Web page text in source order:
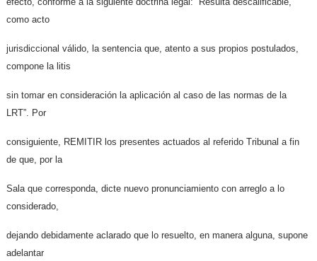
como acto
jurisdiccional válido, la sentencia que, atento a sus propios postulados,
compone la litis
sin tomar en consideración la aplicación al caso de las normas de la
LRT”. Por
consiguiente, REMITIR los presentes actuados al referido Tribunal a fin
de que, por la
Sala que corresponda, dicte nuevo pronunciamiento con arreglo a lo
considerado,
dejando debidamente aclarado que lo resuelto, en manera alguna, supone
adelantar